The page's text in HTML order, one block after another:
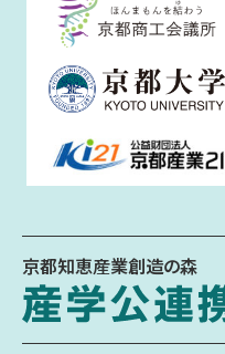
京都知恵産業創造の森